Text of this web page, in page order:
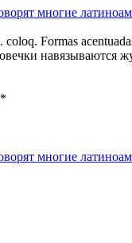
многие
Formas
навязываются
многие